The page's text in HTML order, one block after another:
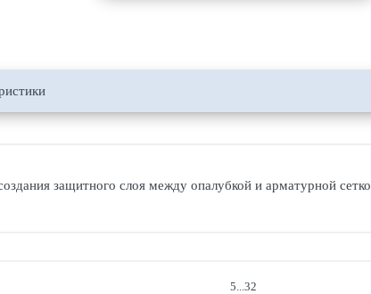
защитного слоя между опалубкой и арматурной
5...32